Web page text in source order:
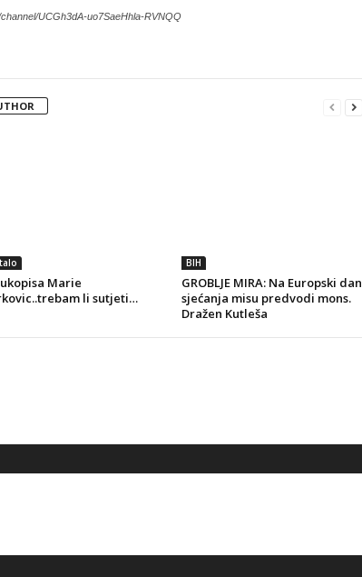
UCGh3dA-uo7SaeHhla-RVNQQ
Marie
li sutjeti…
BIH
GROBLJE MIRA: Na Europski dan
sjećanja misu predvodi mons.
Dražen Kutleša